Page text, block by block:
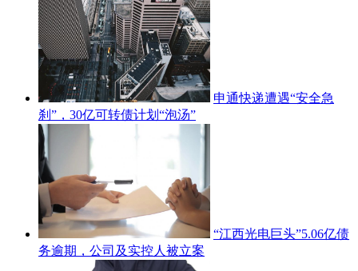
申通快递遭遇“安全急
刹”，30亿可转债计划“泡汤”
“江西光电巨头”5.06亿债
务逾期，公司及实控人被立案